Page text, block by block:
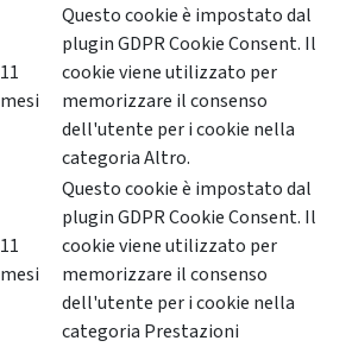
11
mesi
Questo cookie è impostato dal
plugin GDPR Cookie Consent. Il
cookie viene utilizzato per
memorizzare il consenso
dell'utente per i cookie nella
categoria Altro.
11
mesi
Questo cookie è impostato dal
plugin GDPR Cookie Consent. Il
cookie viene utilizzato per
memorizzare il consenso
dell'utente per i cookie nella
categoria Prestazioni